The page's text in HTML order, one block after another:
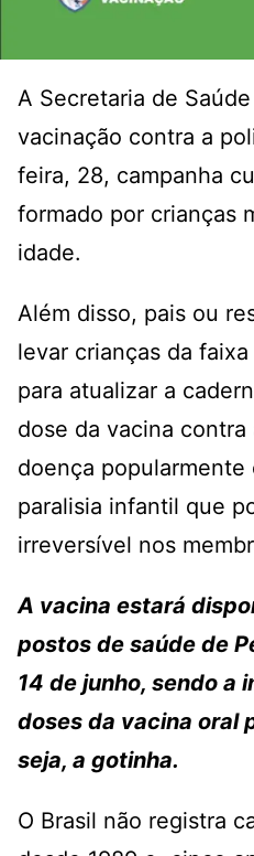
A Secretaria de
vacinação contra a
feira, 28, campanha
formado por crianças
idade.
Além disso, pais ou
levar crianças da
para atualizar a
dose da vacina
doença popularmente
paralisia infantil que
irreversível nos
A vacina estará
postos de saúde de
14 de junho, sendo a
doses da vacina oral
seja, a gotinha.
O Brasil não registra